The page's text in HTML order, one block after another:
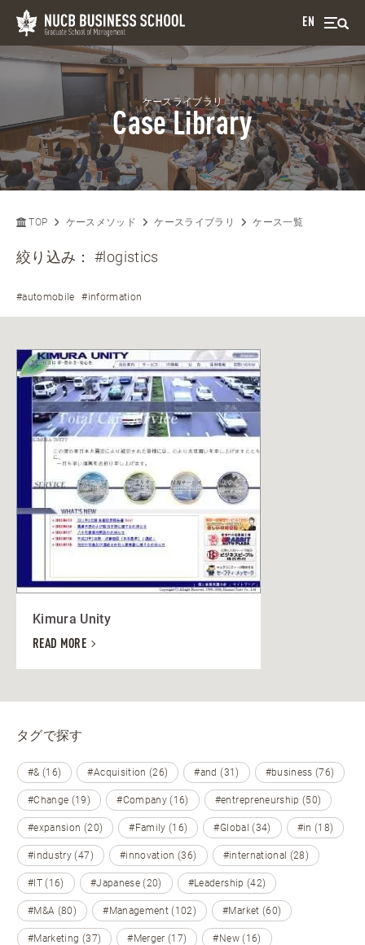
EN
ケースライブラリ
Case Library
TOP ケースメソッド ケースライブラリ ケース一覧
絞り込み：#logistics
#automobile #information
Kimura Unity
READ MORE
タグで探す
#& (16) #Acquisition (26) #and (31) #business (76)
#Change (19) #Company (16) #entrepreneurship (50)
#expansion (20) #Family (16) #Global (34) #in (18)
#industry (47) #innovation (36) #international (28)
#IT (16) #Japanese (20) #Leadership (42)
#M&A (80) #Management (102) #Market (60)
#Marketing (37) #Merger (17) #New (16)